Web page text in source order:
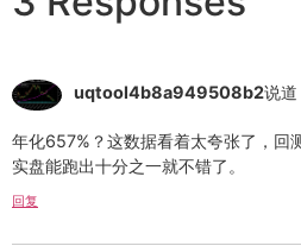
uqtool4b8a949508b2说道
年化657%？这数据看着太夸张了，回
实盘能跑出十分之一就不错了。
回复